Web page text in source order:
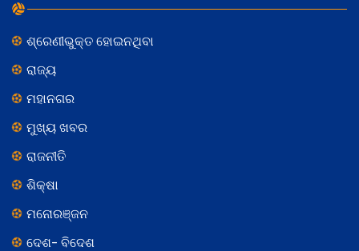
ଶ୍ରେଣୀଭୁକ୍ତ ହୋଇନଥିବା
ରାଜ୍ୟ
ମହାନଗର
ମୁଖ୍ୟ ଖବର
ରାଜନୀତି
ଶିକ୍ଷା
ମନୋରଞ୍ଜନ
ଦେଶ- ବିଦେଶ